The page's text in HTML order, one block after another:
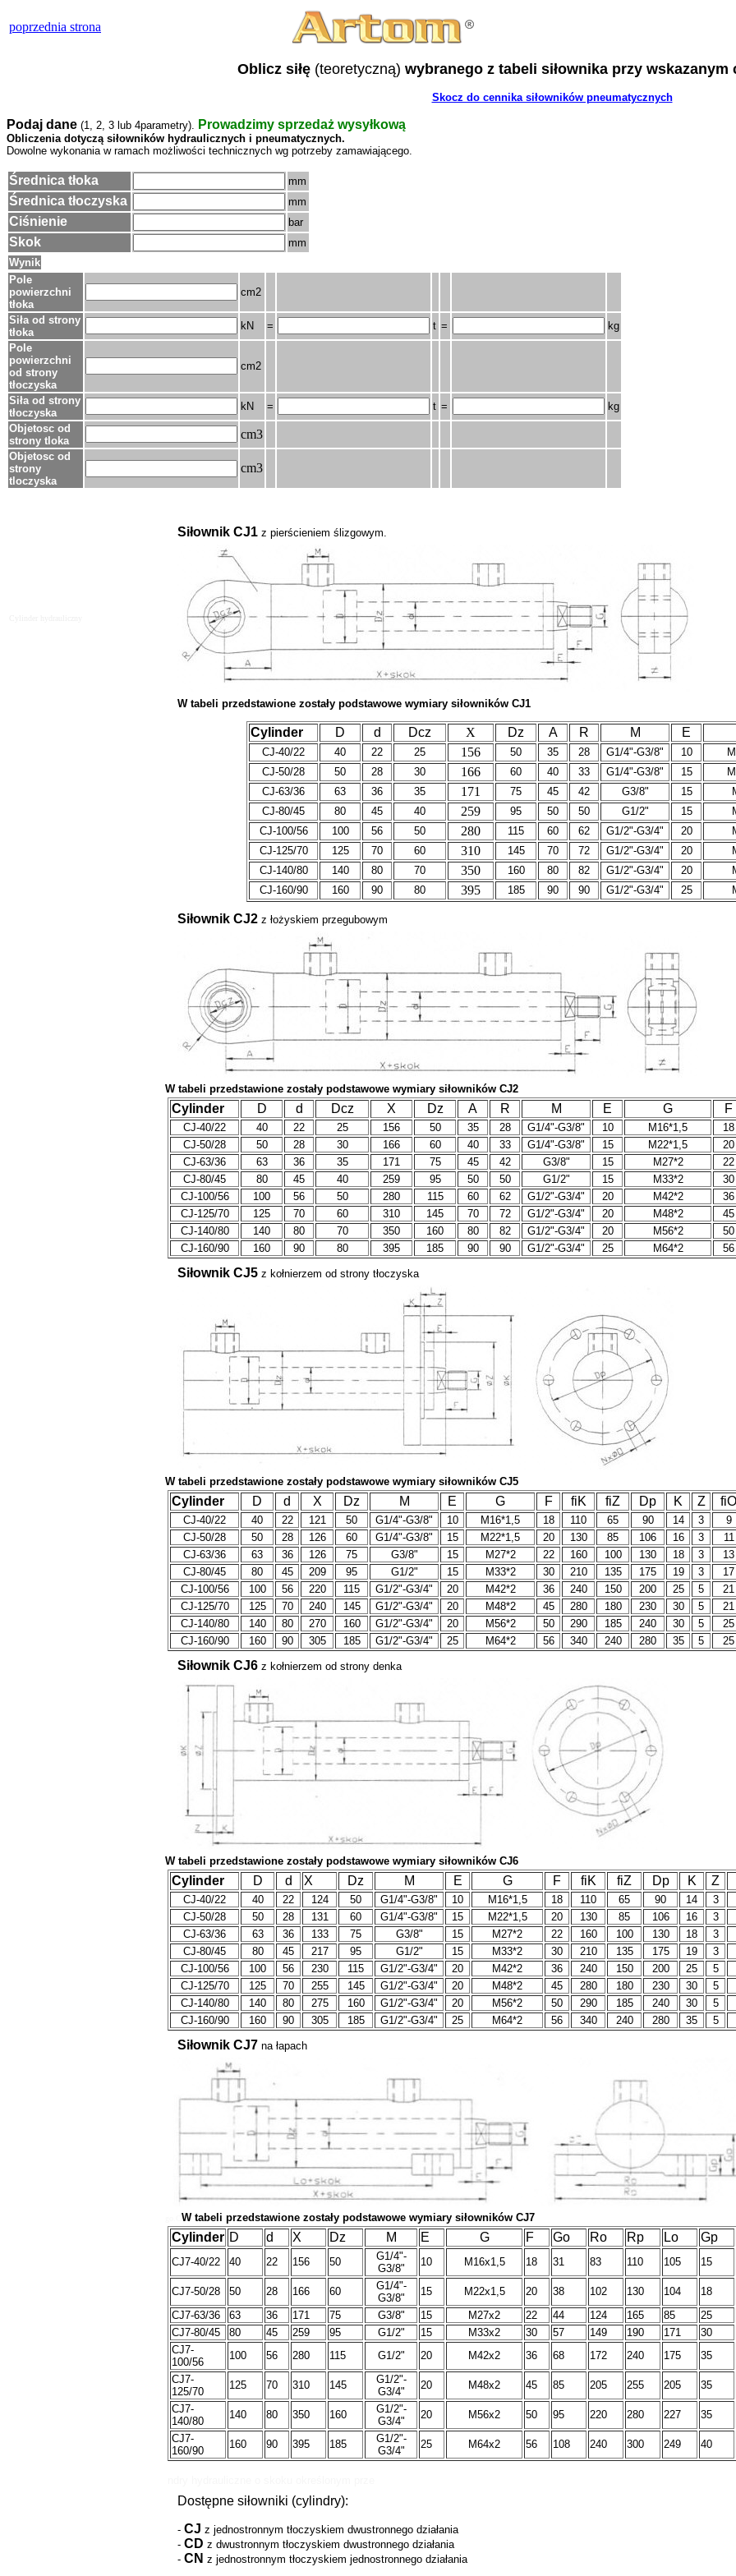
poprzednia strona
Oblicz siłę (teoretyczną) wybranego z tabeli siłownika przy
Skocz do cennika siłowników pneumatycznych
Podaj dane (1, 2, 3 lub 4parametry). Prowadzimy sprzedaż wysyłkową
Obliczenia dotyczą siłowników hydraulicznych i pneumatycznych.
Dowolne wykonania w ramach możliwości technicznych wg potrzeby zamawiającego.
Średnica tłoka mm
Średnica tłoczyska mm
Ciśnienie bar
Skok
mm
Wynik
Pole
powierzchni
tłoka
cm2
Siła od strony
tłoka
kN = t =
kg
Pole
powierzchni
od strony
tłoczyska
cm2
Siła od strony
tłoczyska
kN = t =
kg
Objetosc od
strony tloka
cm3
Objetosc od
strony
tloczyska
cm3
Siłownik CJ1 z pierścieniem ślizgowym.
W tabeli przedstawione zostały podstawowe wymiary siłowników CJ1
Cylinder D d Dcz X Dz A R M E
CJ-40/22 40 22 25 156 50 35 28 G1/4"-G3/8" 10
CJ-50/28
50 28 30 166 60 40 33 G1/4"-G3/8" 15
CJ-63/36
63 36 35 171 75 45 42 G3/8" 15
CJ-80/45
80 45 40 259 95 50 50 G1/2" 15
CJ-100/56
100 56 50 280 115 60 62 G1/2"-G3/4" 20
CJ-125/70
125 70 60 310 145 70 72 G1/2"-G3/4" 20
CJ-140/80
140 80 70 350 160 80 82 G1/2"-G3/4" 20
CJ-160/90
160 90 80 395 185 90 90 G1/2"-G3/4" 25
Siłownik CJ2 z łożyskiem przegubowym
W tabeli przedstawione zostały podstawowe wymiary siłowników CJ2
Cylinder D d Dcz X Dz A R M E G F
CJ-40/22 40 22 25 156 50 35 28 G1/4"-G3/8" 10 M16*1,5 18
CJ-50/28
50 28 30 166 60 40 33 G1/4"-G3/8" 15 M22*1,5 20
CJ-63/36
63 36 35 171 75 45 42 G3/8" 15 M27*2 22
CJ-80/45
80 45 40 259 95 50 50 G1/2" 15 M33*2 30
CJ-100/56
100 56 50 280 115 60 62 G1/2"-G3/4" 20 M42*2 36
CJ-125/70
125 70 60 310 145 70 72 G1/2"-G3/4" 20 M48*2 45
CJ-140/80
140 80 70 350 160 80 82 G1/2"-G3/4" 20 M56*2 50
CJ-160/90
160 90 80 395 185 90 90 G1/2"-G3/4" 25 M64*2 56
Siłownik CJ5 z kołnierzem od strony tłoczyska
W tabeli przedstawione zostały podstawowe wymiary siłowników CJ5
Cylinder D d X Dz M E G F fiK fiZ Dp K Z fiO
CJ-40/22 40 22 121 50 G1/4"-G3/8" 10 M16*1,5 18 110 65 90 14 3 9
CJ-50/28
50 28 126 60 G1/4"-G3/8" 15 M22*1,5 20 130 85 106 16 3 11
CJ-63/36
63 36 126 75 G3/8" 15 M27*2 22 160 100 130 18 3 13
CJ-80/45
80 45 209 95 G1/2" 15 M33*2 30 210 135 175 19 3 17
CJ-100/56
100 56 220 115 G1/2"-G3/4" 20 M42*2 36 240 150 200 25 5 21
CJ-125/70
125 70 240 145 G1/2"-G3/4" 20 M48*2 45 280 180 230 30 5 21
CJ-140/80
140 80 270 160 G1/2"-G3/4" 20 M56*2 50 290 185 240 30 5 25
CJ-160/90
160 90 305 185 G1/2"-G3/4" 25 M64*2 56 340 240 280 35 5 25
Siłownik CJ6 z kołnierzem od strony denka
W tabeli przedstawione zostały podstawowe wymiary siłowników CJ6
Cylinder D d X Dz M E G F fiK fiZ Dp K Z
CJ-40/22 40 22 124 50 G1/4"-G3/8" 10 M16*1,5 18 110 65 90 14 3
CJ-50/28
50 28 131 60 G1/4"-G3/8" 15 M22*1,5 20 130 85 106 16 3
CJ-63/36
63 36 133 75 G3/8" 15 M27*2 22 160 100 130 18 3
CJ-80/45
80 45 217 95 G1/2" 15 M33*2 30 210 135 175 19 3
CJ-100/56
100 56 230 115 G1/2"-G3/4" 20 M42*2 36 240 150 200 25 5
CJ-125/70
125 70 255 145 G1/2"-G3/4" 20 M48*2 45 280 180 230 30 5
CJ-140/80
140 80 275 160 G1/2"-G3/4" 20 M56*2 50 290 185 240 30 5
CJ-160/90
160 90 305 185 G1/2"-G3/4" 25 M64*2 56 340 240 280 35 5
Siłownik CJ7 na łapach
W tabeli przedstawione zostały podstawowe wymiary siłowników CJ7
Cylinder D d X Dz M E G F Go Ro Rp Lo Gp
CJ7-40/22 40 22 156 50
G1/4"-
G3/8"
10 M16x1,5 18 31 83 110 105 15
CJ7-50/28 50 28 166 60
G1/4"-
G3/8"
15 M22x1,5 20 38 102 130 104 18
CJ7-63/36
63 36 171 75 G3/8" 15 M27x2 22 44 124 165 85 25
CJ7-80/45
80 45 259 95 G1/2" 15 M33x2 30 57 149 190 171 30
CJ7-
100/56
100 56 280 115 G1/2" 20 M42x2 36 68 172 240 175 35
CJ7-
125/70
125 70 310 145
G1/2"-
G3/4"
20 M48x2 45 85 205 255 205 35
CJ7-
140/80
140 80 350 160
G1/2"-
G3/4"
20 M56x2 50 95 220 280 227 35
CJ7-
160/90
160 90 395 185
G1/2"-
G3/4"
25 M64x2 56 108 240 300 249 40
Dostępne siłowniki (cylindry):
- CJ z jednostronnym tłoczyskiem dwustronnego działania
- CD z dwustronnym tłoczyskiem dwustronnego działania
- CN z jednostronnym tłoczyskiem jednostronnego działania